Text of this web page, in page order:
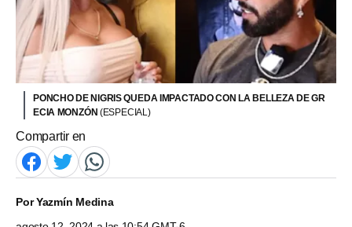
PONCHO DE NIGRIS QUEDA IMPACTADO CON LA BELLEZA DE GR
ECIA MONZÓN (ESPECIAL)
Compartir en
PorYazmín Medina